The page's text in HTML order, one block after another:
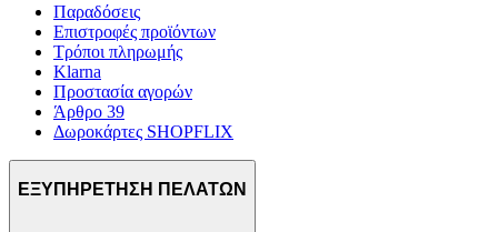
Παραδόσεις
Επιστροφές προϊόντων
Τρόποι πληρωμής
Klarna
Προστασία αγορών
Άρθρο 39
Δωροκάρτες SHOPFLIX
ΕΞΥΠΗΡΕΤΗΣΗ ΠΕΛΑΤΩΝ